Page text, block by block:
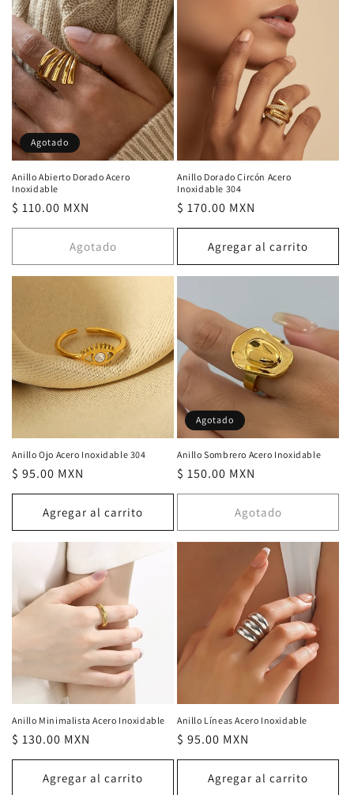
Agotado
Anillo Abierto Dorado Acero
Inoxidable
Precio
habitual
$ 110.00 MXN
Agotado
Anillo Dorado Circón Acero
Inoxidable 304
Precio
habitual
$ 170.00 MXN
Agregar al carrito
Anillo Ojo Acero Inoxidable 304
Precio
habitual
$ 95.00 MXN
Agregar al carrito
Agotado
Anillo Sombrero Acero Inoxidable
Precio
habitual
$ 150.00 MXN
Agotado
Anillo Minimalista Acero Inoxidable
Precio
habitual
$ 130.00 MXN
Agregar al carrito
Anillo Líneas Acero Inoxidable
Precio
habitual
$ 95.00 MXN
Agregar al carrito